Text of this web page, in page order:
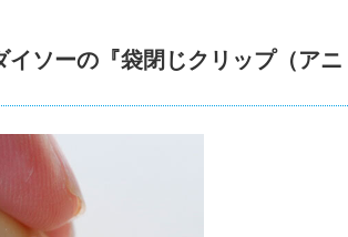
ソーの『袋閉じクリップ（アニ